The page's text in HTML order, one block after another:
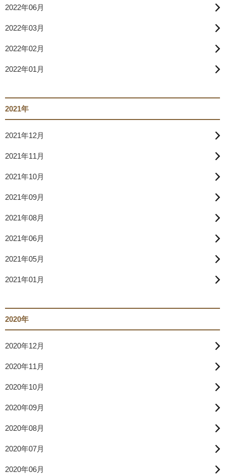
2022年06月
2022年03月
2022年02月
2022年01月
2021年
2021年12月
2021年11月
2021年10月
2021年09月
2021年08月
2021年06月
2021年05月
2021年01月
2020年
2020年12月
2020年11月
2020年10月
2020年09月
2020年08月
2020年07月
2020年06月